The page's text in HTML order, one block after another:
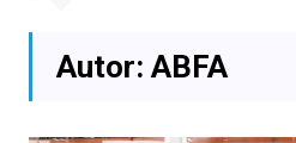
Autor:ABFA